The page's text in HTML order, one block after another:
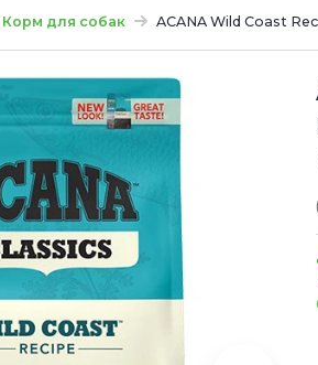
Корм для собак ACANA Wild Coast